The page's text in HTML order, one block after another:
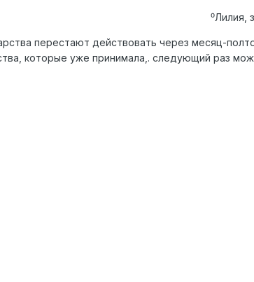
⁰Лилия,
перестают действовать через месяц-
которые уже принимала,. следующий раз